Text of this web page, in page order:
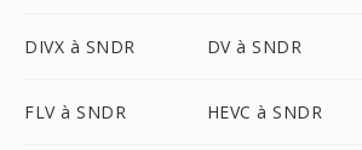
DIVX à SNDR DV à SNDR
FLV à SNDR HEVC à SNDR